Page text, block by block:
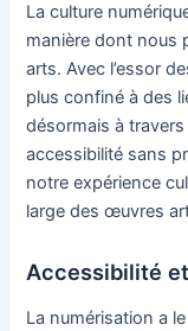
La culture
manière dont nous
arts. Avec l’essor
plus confiné à des
désormais à
accessibilité sans
notre expérience
large des œuvres
Accessibilité
La numérisation a